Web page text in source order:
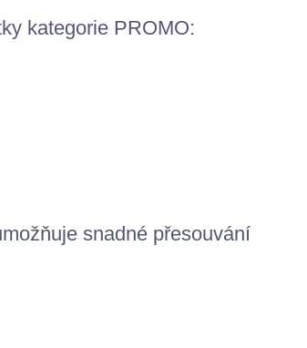
kategorie PROMO:
snadné přesouvání